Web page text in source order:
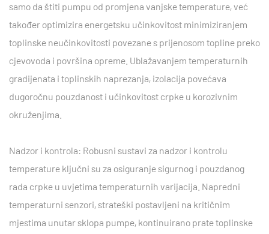
samo da štiti pumpu od promjena vanjske temperature, već
također optimizira energetsku učinkovitost minimiziranjem
toplinske neučinkovitosti povezane s prijenosom topline preko
cjevovoda i površina opreme. Ublažavanjem temperaturnih
gradijenata i toplinskih naprezanja, izolacija povećava
dugoročnu pouzdanost i učinkovitost crpke u korozivnim
okruženjima.
Nadzor i kontrola: Robusni sustavi za nadzor i kontrolu
temperature ključni su za osiguranje sigurnog i pouzdanog
rada crpke u uvjetima temperaturnih varijacija. Napredni
temperaturni senzori, strateški postavljeni na kritičnim
mjestima unutar sklopa pumpe, kontinuirano prate toplinske